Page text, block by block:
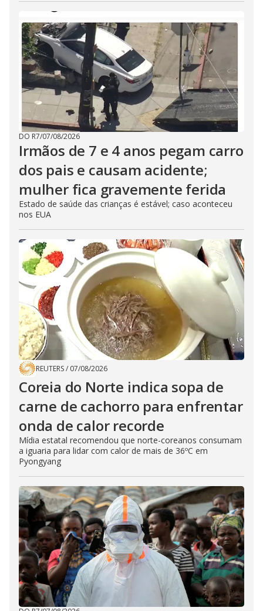
DO R7/07/08/2026
Irmãos de 7 e 4 anos pegam carro
dos pais e causam acidente;
mulher fica gravemente ferida
Estado de saúde das crianças é estável; caso aconteceu
nos EUA
REUTERS/ 07/08/2026
Coreia do Norte indica sopa de
carne de cachorro para enfrentar
onda de calor recorde
Mídia estatal recomendou que norte-coreanos consumam
a iguaria para lidar com calor de mais de 36ºC em
Pyongyang